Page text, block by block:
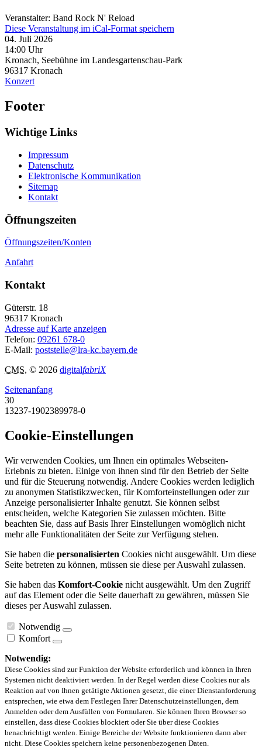
Veranstalter: Band Rock N' Reload
Diese Veranstaltung im iCal-Format speichern
04. Juli 2026
14:00 Uhr
Kronach, Seebühne im Landesgartenschau-Park
96317 Kronach
Konzert
Footer
Wichtige Links
Impressum
Datenschutz
Elektronische Kommunikation
Sitemap
Kontakt
Öffnungszeiten
Öffnungszeiten/Konten
Anfahrt
Kontakt
Güterstr. 18
96317 Kronach
Adresse auf Karte anzeigen
Telefon: 09261 678-0
E-Mail: poststelle@lra-kc.bayern.de
CMS, © 2026 digitalfabriX
Seitenanfang
30
13237-1902389978-0
Cookie-Einstellungen
Wir verwenden Cookies, um Ihnen ein optimales Webseiten-
Erlebnis zu bieten. Einige von ihnen sind für den Betrieb der Seite
und für die Steuerung notwendig. Andere Cookies werden lediglich
zu anonymen Statistikzwecken, für Komforteinstellungen oder zur
Anzeige personalisierter Inhalte genutzt. Sie können selbst
entscheiden, welche Kategorien Sie zulassen möchten. Bitte
beachten Sie, dass auf Basis Ihrer Einstellungen womöglich nicht
mehr alle Funktionalitäten der Seite zur Verfügung stehen.
Sie haben die personalisierten Cookies nicht ausgewählt. Um diese
Seite betreten zu können, müssen sie diese per Auswahl zulassen.
Sie haben das Komfort-Cookie nicht ausgewählt. Um den Zugriff
auf das Element oder die Seite dauerhaft zu gewähren, müssen Sie
dieses per Auswahl zulassen.
Notwendig
Komfort
Notwendig:
Diese Cookies sind zur Funktion der Website erforderlich und können in Ihren
Systemen nicht deaktiviert werden. In der Regel werden diese Cookies nur als
Reaktion auf von Ihnen getätigte Aktionen gesetzt, die einer Dienstanforderung
entsprechen, wie etwa dem Festlegen Ihrer Datenschutzeinstellungen, dem
Anmelden oder dem Ausfüllen von Formularen. Sie können Ihren Browser so
einstellen, dass diese Cookies blockiert oder Sie über diese Cookies
benachrichtigt werden. Einige Bereiche der Website funktionieren dann aber
nicht. Diese Cookies speichern keine personenbezogenen Daten.